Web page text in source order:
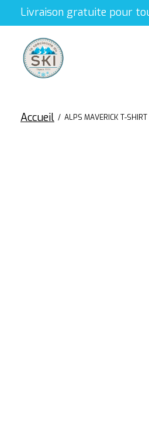
Livraison gratuite pour
Accueil / ALPS MAVERICK T-SHIRT